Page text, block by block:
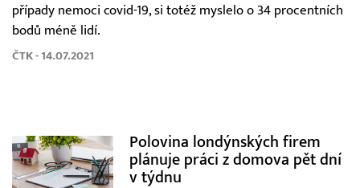
případy nemoci covid-19, si totéž myslelo o 34 procentních
bodů méně lidí.
ČTK - 14.07.2021
Polovina londýnských firem
plánuje práci z domova pět dní
v týdnu